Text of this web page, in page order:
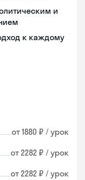
и
к каждому
от 1880 ₽ / урок
от 2282 ₽ / урок
от 2282 ₽ / урок